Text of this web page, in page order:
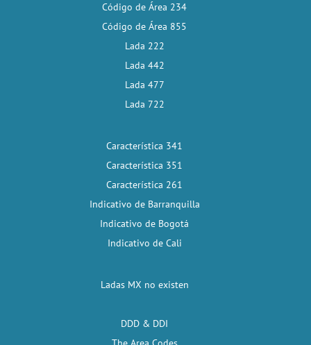
Código de Área 234
Código de Área 855
Lada 222
Lada 442
Lada 477
Lada 722
Característica 341
Característica 351
Característica 261
Indicativo de Barranquilla
Indicativo de Bogotá
Indicativo de Cali
Ladas MX no existen
DDD & DDI